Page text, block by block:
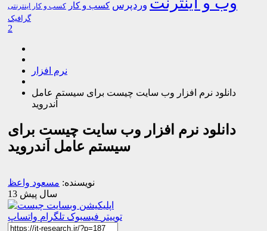
وردپرس کسب و کار کسب و کار اینترنتی
گرافیک
2
نرم افزار
دانلود نرم افزار وب سایت چیست برای سیستم عامل
اَندروید
دانلود نرم افزار وب سایت چیست برای
سیستم عامل اَندروید
نویسنده: مسعود واعظ
13 سال پیش
توییتر فیسبوک تلگرام واتساپ